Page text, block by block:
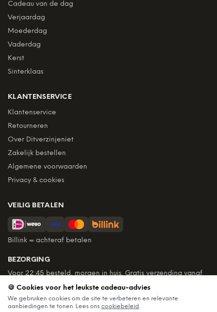
Cadeau van de dag
Verjaardag
Moederdag
Vaderdag
Kerst
Sinterklaas
KLANTENSERVICE
Klantenservice
Retourneren
Over Ditverzinjeniet
Zakelijk bestellen
Algemene voorwaarden
Privacy & cookies
VEILIG BETALEN
Billink = achteraf betalen
BEZORGING
Voor 22:45 besteld, morgen in huis. Gratis verzending vanaf
€60. Tot 365 dagen retourneren.
★ 4,7/5 uit 6.235beoordelingen
🍪 Cookies voor het leukste cadeau-advies
We gebruiken cookies om de site te verbeteren en relevante
aanbiedingen te tonen. Lees ons cookiebeleid.